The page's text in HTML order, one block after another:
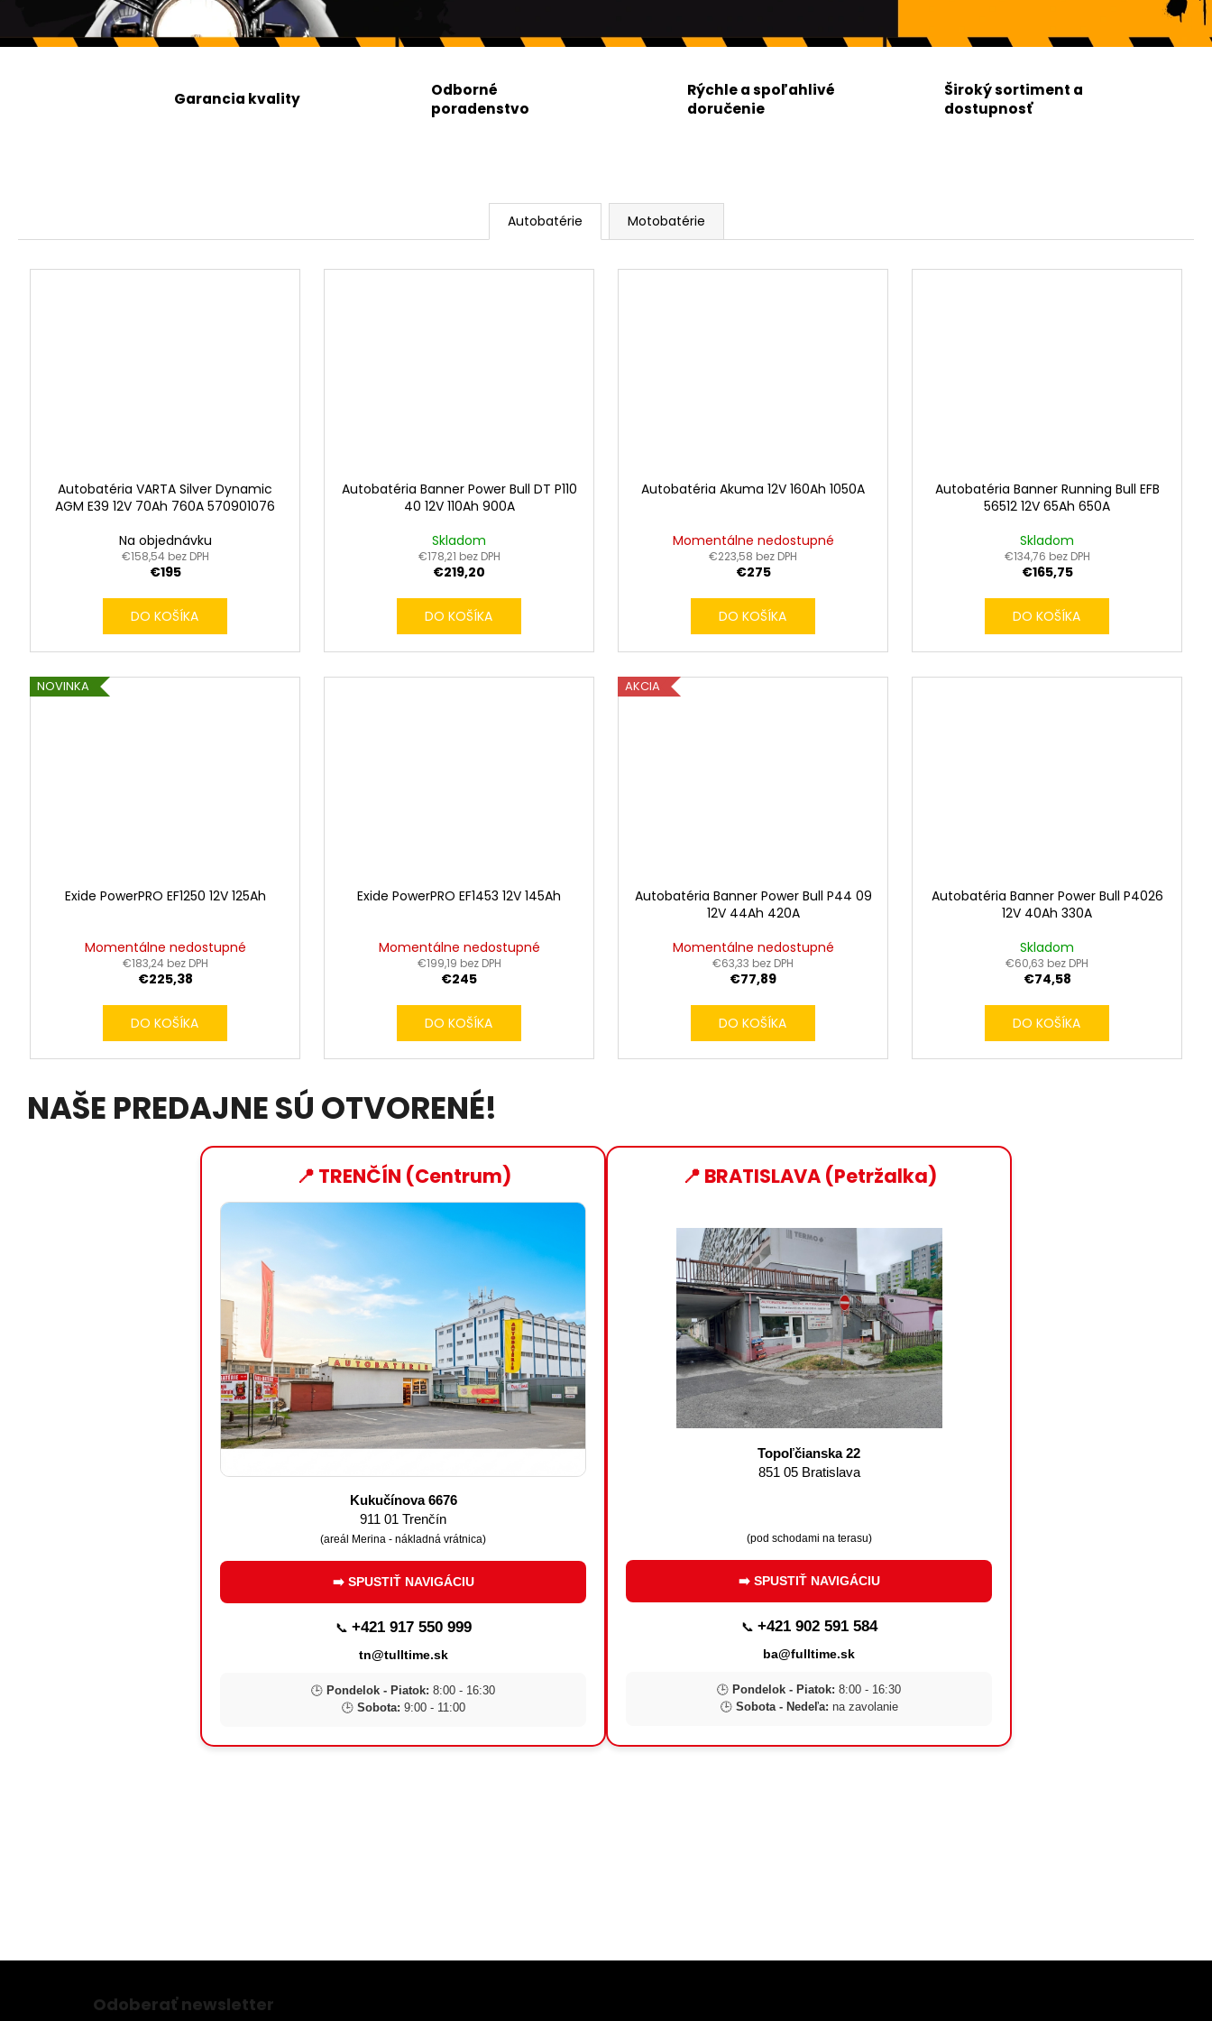
E
O
R
Garancia kvality
Odborné
poradenstvo
Rýchle a spoľahlivé
doručenie
Široký sortiment a
dostupnosť
Autobatérie Motobatérie
Autobatéria VARTA Silver Dynamic
AGM E39 12V 70Ah 760A 570901076
Na objednávku
€158,54 bez DPH
€195
DO KOŠÍKA
Autobatéria Banner Power Bull DT P110
40 12V 110Ah 900A
Skladom
€178,21 bez DPH
€219,20
DO KOŠÍKA
Autobatéria Akuma 12V 160Ah 1050A
Momentálne nedostupné
€223,58 bez DPH
€275
DO KOŠÍKA
Autobatéria Banner Running Bull EFB
56512 12V 65Ah 650A
Skladom
€134,76 bez DPH
€165,75
DO KOŠÍKA
NOVINKA
Exide PowerPRO EF1250 12V 125Ah
Momentálne nedostupné
€183,24 bez DPH
€225,38
DO KOŠÍKA
Exide PowerPRO EF1453 12V 145Ah
Momentálne nedostupné
€199,19 bez DPH
€245
DO KOŠÍKA
AKCIA
Autobatéria Banner Power Bull P44 09
12V 44Ah 420A
Momentálne nedostupné
€63,33 bez DPH
€77,89
DO KOŠÍKA
Autobatéria Banner Power Bull P4026
12V 40Ah 330A
Skladom
€60,63 bez DPH
€74,58
DO KOŠÍKA
NAŠE PREDAJNE SÚ OTVORENÉ!
📍 TRENČÍN (Centrum)
Kukučínova 6676
911 01 Trenčín
(areál Merina - nákladná vrátnica)
➡️ SPUSTIŤ NAVIGÁCIU
📞 +421 917 550 999
tn@tulltime.sk
🕒 Pondelok - Piatok: 8:00 - 16:30
🕒 Sobota: 9:00 - 11:00
📍 BRATISLAVA (Petržalka)
Topoľčianska 22
851 05 Bratislava
(pod schodami na terasu)
➡️ SPUSTIŤ NAVIGÁCIU
📞 +421 902 591 584
ba@fulltime.sk
🕒 Pondelok - Piatok: 8:00 - 16:30
🕒 Sobota - Nedeľa: na zavolanie
Odoberať newsletter